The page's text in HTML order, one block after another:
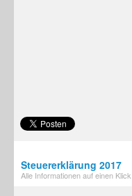
Steuererklärung 2017
Alle Informationen auf einen Klick